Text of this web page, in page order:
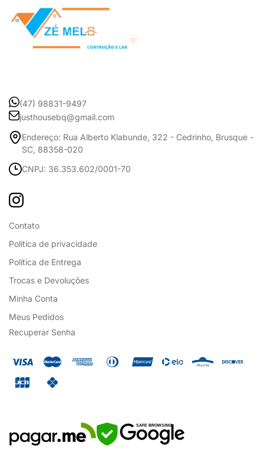
(47) 98831-9497
justhousebq@gmail.com
Endereço: Rua Alberto Klabunde, 322 - Cedrinho, Brusque -
SC, 88358-020
CNPJ: 36.353.602/0001-70
Contato
Política de privacidade
Política de Entrega
Trocas e Devoluções
Minha Conta
Meus Pedidos
Recuperar Senha
SAFE BROWSING